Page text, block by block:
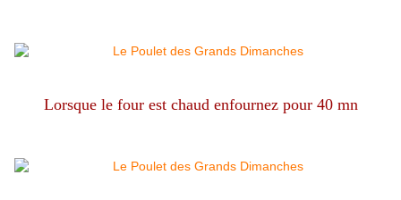
Lorsque le four est chaud enfournez pour 40 mn